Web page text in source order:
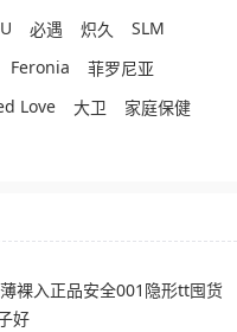
必遇 炽久
SLM
Feronia
菲罗尼亚
Love 大卫
家庭保健
裸入正品安全001隐形tt囤货
好